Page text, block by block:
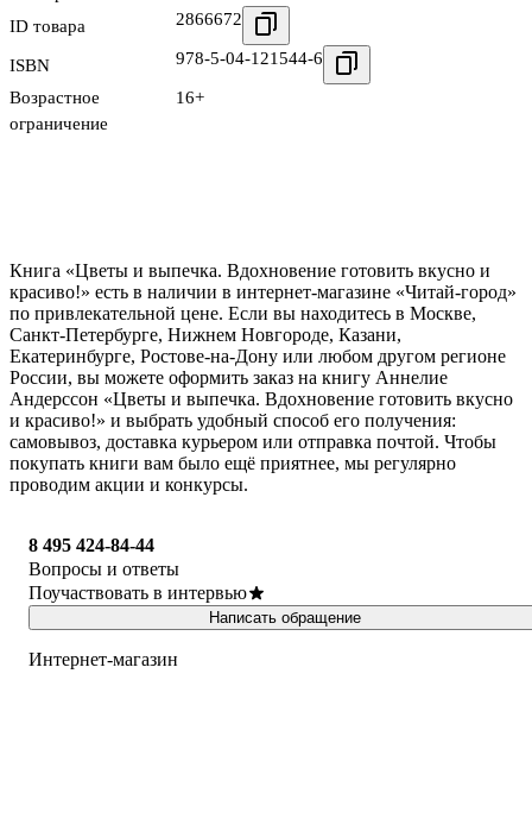
ID товара
2866672
ISBN 978-5-04-121544-6
Возрастное
ограничение
16+
Книга «Цветы и выпечка. Вдохновение готовить вкусно и
красиво!» есть в наличии в интернет-магазине «Читай-город»
по привлекательной цене. Если вы находитесь в Москве,
Санкт-Петербурге, Нижнем Новгороде, Казани,
Екатеринбурге, Ростове-на-Дону или любом другом регионе
России, вы можете оформить заказ на книгу Аннелие
Андерссон «Цветы и выпечка. Вдохновение готовить вкусно
и красиво!» и выбрать удобный способ его получения:
самовывоз, доставка курьером или отправка почтой. Чтобы
покупать книги вам было ещё приятнее, мы регулярно
проводим акции и конкурсы.
8 495 424-84-44
Вопросы и ответы
Поучаствовать в интервью
Написать обращение
Интернет-магазин